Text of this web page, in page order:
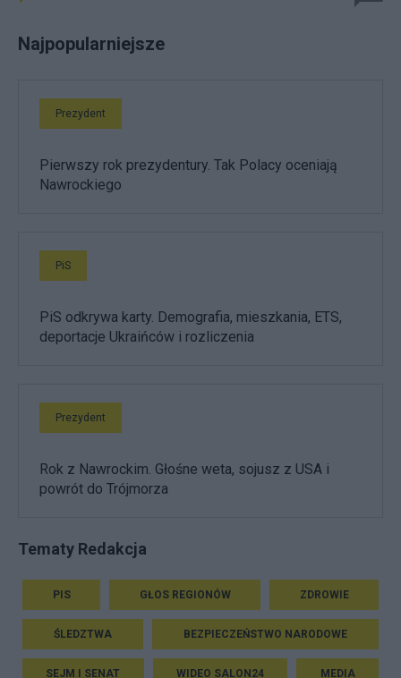
Najpopularniejsze
Prezydent
Pierwszy rok prezydentury. Tak Polacy oceniają
Nawrockiego
PiS
PiS odkrywa karty. Demografia, mieszkania, ETS,
deportacje Ukraińców i rozliczenia
Prezydent
Rok z Nawrockim. Głośne weta, sojusz z USA i
powrót do Trójmorza
Tematy Redakcja
PIS GŁOS REGIONÓW ZDROWIE
ŚLEDZTWA BEZPIECZEŃSTWO NARODOWE
SEJM I SENAT WIDEO SALON24 MEDIA